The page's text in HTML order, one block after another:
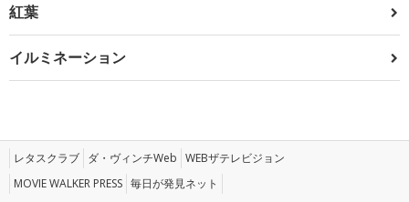
紅葉
イルミネーション
レタスクラブ ダ・ヴィンチWeb WEBザテレビジョン
MOVIE WALKER PRESS 毎日が発見ネット